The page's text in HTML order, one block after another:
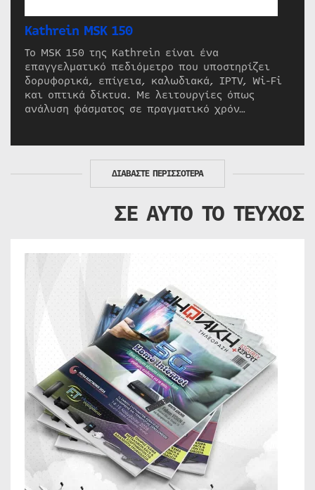
Kathrein MSK 150
Το MSK 150 της Kathrein είναι ένα
επαγγελματικό πεδιόμετρο που υποστηρίζει
δορυφορικά, επίγεια, καλωδιακά, IPTV, Wi-Fi
και οπτικά δίκτυα. Με λειτουργίες όπως
ανάλυση φάσματος σε πραγματικό χρόν…
ΔΙΑΒΑΣΤΕ ΠΕΡΙΣΣΟΤΕΡΑ
ΣΕ ΑΥΤΟ ΤΟ ΤΕΥΧΟΣ